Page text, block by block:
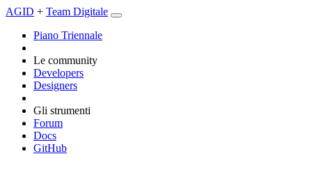
AGID + Team Digitale
Piano Triennale
Le community
Developers
Designers
Gli strumenti
Forum
Docs
GitHub